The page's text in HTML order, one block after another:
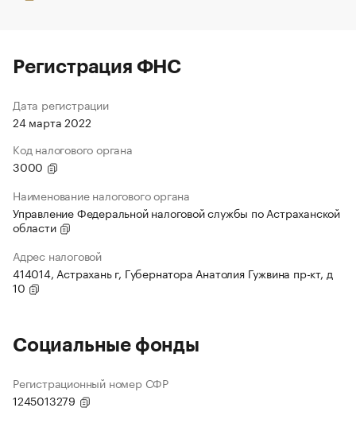
Регистрация ФНС
Дата регистрации
24 марта 2022
Код налогового органа
3000
Наименование налогового органа
Управление Федеральной налоговой службы по Астраханской
области
Адрес налоговой
414014, Астрахань г, Губернатора Анатолия Гужвина пр-кт, д
10
Социальные фонды
Регистрационный номер СФР
1245013279